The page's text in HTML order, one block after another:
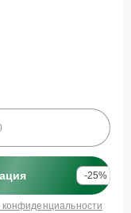
-25%
конфиденциальности